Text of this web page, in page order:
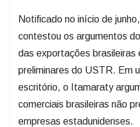
Notificado no início de
contestou os argumentos
das exportações brasileiras
preliminares do USTR. Em
escritório, o Itamaraty
comerciais brasileiras não
empresas estadunidenses.